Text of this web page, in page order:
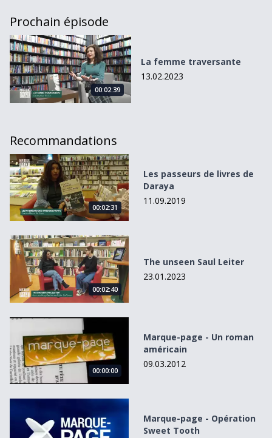
Prochain épisode
La femme traversante
00:02:39
La femme traversante
13.02.2023
Recommandations
Les passeurs de livres de Daraya
00:02:31
Les passeurs de livres de
Daraya
11.09.2019
The unseen Saul Leiter
00:02:40
The unseen Saul Leiter
23.01.2023
Marque-page - Un roman américain
00:00:00
Marque-page - Un roman
américain
09.03.2012
Marque-page - Opération Sweet Tooth
Marque-page - Opération
Sweet Tooth